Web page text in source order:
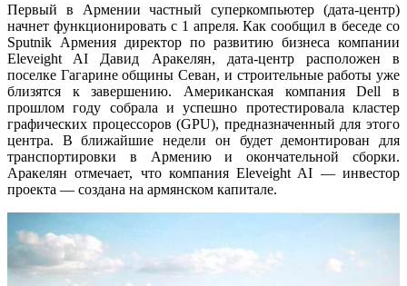
Первый в Армении частный суперкомпьютер (дата-центр)
начнет функционировать с 1 апреля. Как сообщил в беседе со
Sputnik Армения директор по развитию бизнеса компании
Eleveight AI Давид Аракелян, дата-центр расположен в
поселке Гагарине общины Севан, и строительные работы уже
близятся к завершению. Американская компания Dell в
прошлом году собрала и успешно протестировала кластер
графических процессоров (GPU), предназначенный для этого
центра. В ближайшие недели он будет демонтирован для
транспортировки в Армению и окончательной сборки.
Аракелян отмечает, что компания Eleveight AI — инвестор
проекта — создана на армянском капитале.